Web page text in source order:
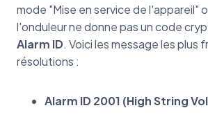
mode "Mise en service de l'appareil"
l'onduleur ne donne pas un code
Alarm ID. Voici les message les plus
résolutions :
Alarm ID 2001 (High String